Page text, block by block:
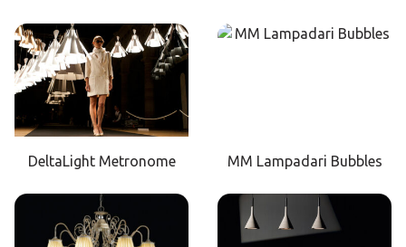
DeltaLight Metronome MM Lampadari Bubbles